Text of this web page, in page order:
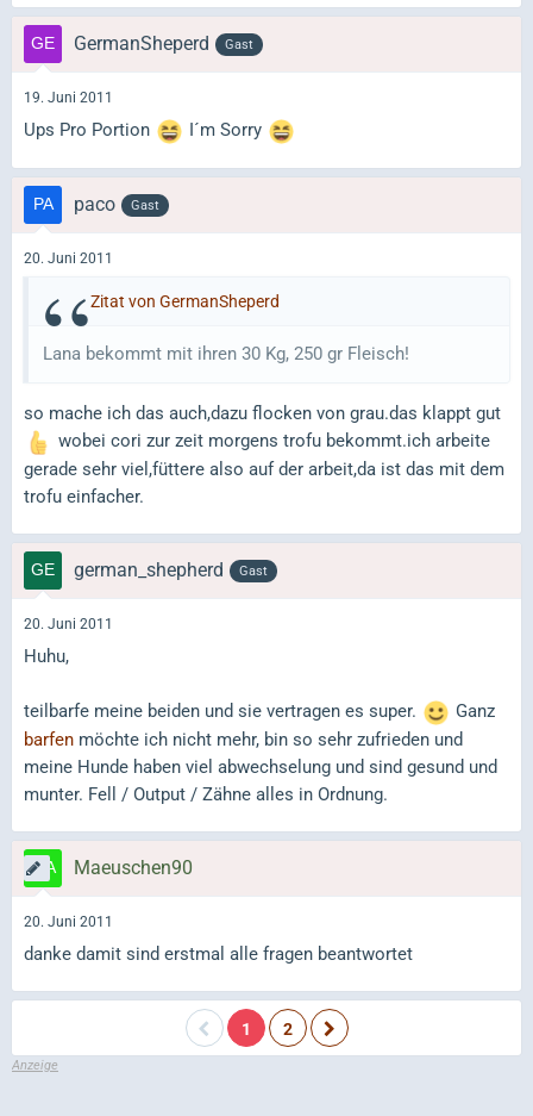
GermanSheperd Gast
19. Juni 2011
Ups Pro Portion I´m Sorry
paco Gast
20. Juni 2011
Zitat von GermanSheperd
Lana bekommt mit ihren 30 Kg, 250 gr Fleisch!
so mache ich das auch,dazu flocken von grau.das klappt gut
wobei cori zur zeit morgens trofu bekommt.ich arbeite
gerade sehr viel,füttere also auf der arbeit,da ist das mit dem
trofu einfacher.
german_shepherd Gast
20. Juni 2011
Huhu,
teilbarfe meine beiden und sie vertragen es super.
Ganz
barfen möchte ich nicht mehr, bin so sehr zufrieden und
meine Hunde haben viel abwechselung und sind gesund und
munter. Fell / Output / Zähne alles in Ordnung.
Maeuschen90
20. Juni 2011
danke damit sind erstmal alle fragen beantwortet
1 2